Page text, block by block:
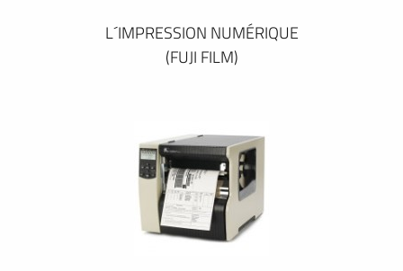
L´IMPRESSION NUMÉRIQUE
(FUJI FILM)